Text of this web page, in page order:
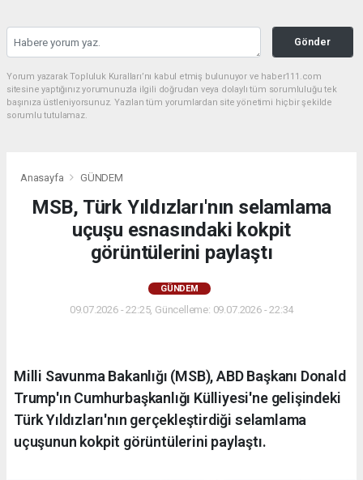
Gönder
Yorum yazarak Topluluk Kuralları’nı kabul etmiş bulunuyor ve haber111.com
sitesine yaptığınız yorumunuzla ilgili doğrudan veya dolaylı tüm sorumluluğu tek
başınıza üstleniyorsunuz. Yazılan tüm yorumlardan site yönetimi hiçbir şekilde
sorumlu tutulamaz.
Anasayfa GÜNDEM
MSB, Türk Yıldızları'nın selamlama
uçuşu esnasındaki kokpit
görüntülerini paylaştı
GÜNDEM
09.07.2026 - 22:25, Güncelleme: 09.07.2026 - 22:34
Milli Savunma Bakanlığı (MSB), ABD Başkanı Donald
Trump'ın Cumhurbaşkanlığı Külliyesi'ne gelişindeki
Türk Yıldızları'nın gerçekleştirdiği selamlama
uçuşunun kokpit görüntülerini paylaştı.